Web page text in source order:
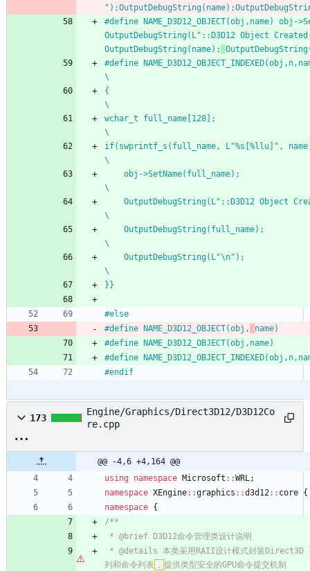
#define NAME_D3D12_OBJECT(obj,name) obj-
OutputDebugString(L"::D3D12 Object
OutputDebugString(name);
#define
\
{
\
wchar_t full_name[128];
\
if(swprintf_s(full_name, L"%s[%llu]",
\
\
\
\
\
}}
#else
#define NAME_D3D12_OBJECT(obj,
name)
#define NAME_D3D12_OBJECT(obj,name)
#define
#endif
173
Engine/Graphics/Direct3D12/D3D12Co
re.cpp
@@ -4,6 +4,164 @@
using
namespace Microsoft : :WRL;
namespace XEngine: :graphics : :d3d12: : core {
namespace {
列和命令列表 ，